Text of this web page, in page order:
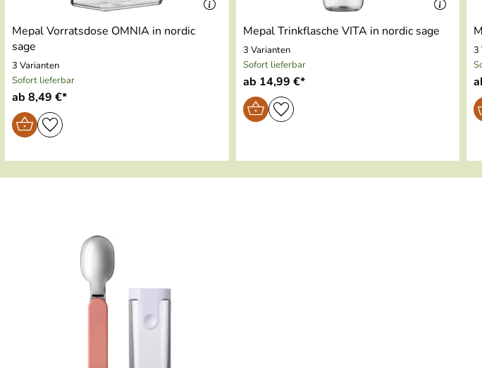
Mepal Vorratsdose OMNIA in nordic
sage
3 Varianten
Sofort lieferbar
ab 8,49 €*
Mepal Trinkflasche VITA in nordic sage
3 Varianten
Sofort lieferbar
ab 14,99 €*
3